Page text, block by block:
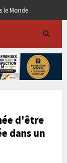
le Monde
d'être
dans un